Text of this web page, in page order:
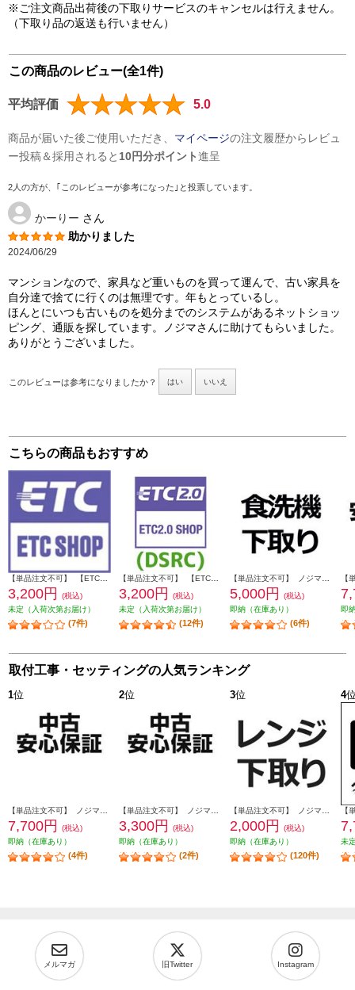
※ご注文商品出荷後の下取りサービスのキャンセルは行えません。
（下取り品の返送も行いません）
この商品のレビュー(全1件)
平均評価 5.0
商品が届いた後ご使用いただき、 マイページの注文履歴からレビュ
ー投稿＆採用されると 10円分ポイント進呈
2人の方が、｢このレビューが参考になった｣と投票しています。
かーりー さん
助かりました
2024/06/29
マンションなので、家具など重いものを買って運んで、古い家具を
自分達で捨てに行くのは無理です。年もとっているし。
ほんとにいつも古いものを処分までのシステムがあるネットショッ
ピング、通販を探しています。ノジマさんに助けてもらいました。
ありがとうございました。
このレビューは参考になりましたか？ はい いいえ
こちらの商品もおすすめ
3,200円
(税込)
未定（入荷次第お届け）
(7件)
3,200円
(税込)
未定（入荷次第お届け）
(12件)
5,000円
(税込)
即納（在庫あり）
(6件)
即
取付工事・セッティングの人気ランキング
1位
7,700円
(税込)
即納（在庫あり）
(4件)
2位
3,300円
(税込)
即納（在庫あり）
(2件)
3位
2,000円
(税込)
即納（在庫あり）
(120件)
4
未
メルマガ 旧Twitter Instagram